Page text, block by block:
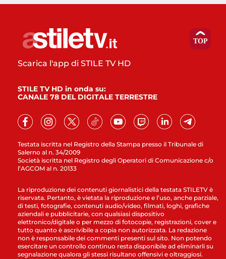
Testata iscritta nel Registro della Stampa presso il Tribunale di
Salerno al n. 34/2009
Società iscritta nel Registro degli Operatori di Comunicazione c/o
l’AGCOM al n. 20133
Scarica l'app di STILE TV HD
STILE TV HD in onda su:
CANALE 78 DEL DIGITALE TERRESTRE
La riproduzione dei contenuti giornalistici della testata STILETV è
riservata. Pertanto, è vietata la riproduzione e l’uso, anche parziale,
di testi, fotografie, contenuti audio/video, filmati, loghi, grafiche
aziendali e pubblicitarie, con qualsiasi dispositivo
elettronico/digitale o per mezzo di fotocopie, registrazioni, cover e
tutto quanto è ascrivibile a copia non autorizzata. La redazione
non è responsabile dei commenti presenti sul sito. Non potendo
esercitare un controllo continuo resta disponibile ad eliminarli su
segnalazione qualora gli stessi risultano offensivi e oltraggiosi.